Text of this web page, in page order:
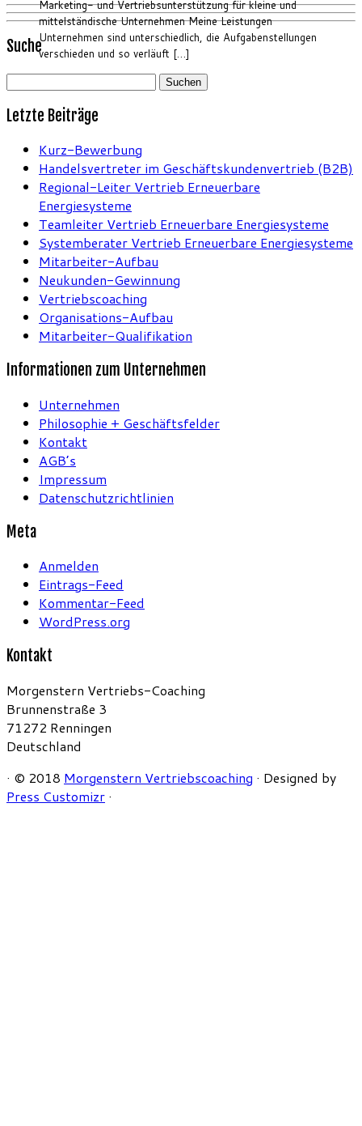
Marketing- und Vertriebsunterstützung für kleine und
mittelständische Unternehmen Meine Leistungen
Unternehmen sind unterschiedlich, die Aufgabenstellungen
verschieden und so verläuft […]
Suche
Suchen
Letzte Beiträge
Kurz-Bewerbung
Handelsvertreter im Geschäftskundenvertrieb (B2B)
Regional-Leiter Vertrieb Erneuerbare
Energiesysteme
Teamleiter Vertrieb Erneuerbare Energiesysteme
Systemberater Vertrieb Erneuerbare Energiesysteme
Mitarbeiter-Aufbau
Neukunden-Gewinnung
Vertriebscoaching
Organisations-Aufbau
Mitarbeiter-Qualifikation
Informationen zum Unternehmen
Unternehmen
Philosophie + Geschäftsfelder
Kontakt
AGB’s
Impressum
Datenschutzrichtlinien
Meta
Anmelden
Eintrags-Feed
Kommentar-Feed
WordPress.org
Kontakt
Morgenstern Vertriebs-Coaching
Brunnenstraße 3
71272 Renningen
Deutschland
· © 2018 Morgenstern Vertriebscoaching · Designed by
Press Customizr ·